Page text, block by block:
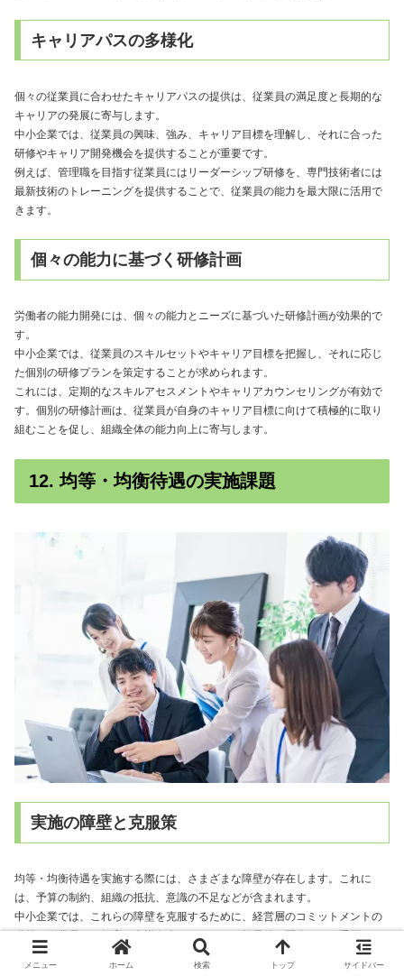
キャリアパスの多様化
個々の従業員に合わせたキャリアパスの提供は、従業員の満足度と長期的な
キャリアの発展に寄与します。
中小企業では、従業員の興味、強み、キャリア目標を理解し、それに合った
研修やキャリア開発機会を提供することが重要です。
例えば、管理職を目指す従業員にはリーダーシップ研修を、専門技術者には
最新技術のトレーニングを提供することで、従業員の能力を最大限に活用で
きます。
個々の能力に基づく研修計画
労働者の能力開発には、個々の能力とニーズに基づいた研修計画が効果的で
す。
中小企業では、従業員のスキルセットやキャリア目標を把握し、それに応じ
た個別の研修プランを策定することが求められます。
これには、定期的なスキルアセスメントやキャリアカウンセリングが有効で
す。個別の研修計画は、従業員が自身のキャリア目標に向けて積極的に取り
組むことを促し、組織全体の能力向上に寄与します。
12. 均等・均衡待遇の実施課題
実施の障壁と克服策
均等・均衡待遇を実施する際には、さまざまな障壁が存在します。これに
は、予算の制約、組織の抵抗、意識の不足などが含まれます。
中小企業では、これらの障壁を克服するために、経営層のコミットメントの
獲得、従業員への教育と意識向上、リソースの効果的な配分などが重要で
す。
また、均等・均衡待遇の利点を明確にし、従業員全体に共有することで、組
メニュー ホーム 検索 トップ サイドバー